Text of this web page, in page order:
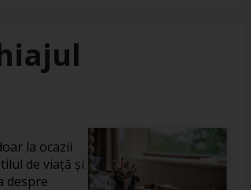
la ocazii
de viață și
despre